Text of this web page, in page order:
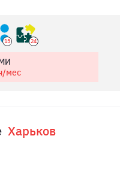
15 24
мес
Харьков